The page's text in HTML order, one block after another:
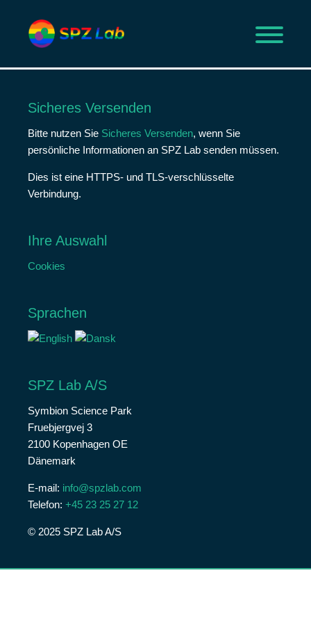
springenSicheres Versenden
Bitte nutzen Sie Sicheres Versenden, wenn Sie
persönliche Informationen an SPZ Lab senden müssen.
Dies ist eine HTTPS- und TLS-verschlüsselte
Verbindung.
Ihre Auswahl
Cookies
Sprachen
SPZ Lab A/S
Symbion Science Park
Fruebjergvej 3
2100 Kopenhagen OE
Dänemark
E-mail: info@spzlab.com
Telefon: +45 23 25 27 12
© 2025 SPZ Lab A/S